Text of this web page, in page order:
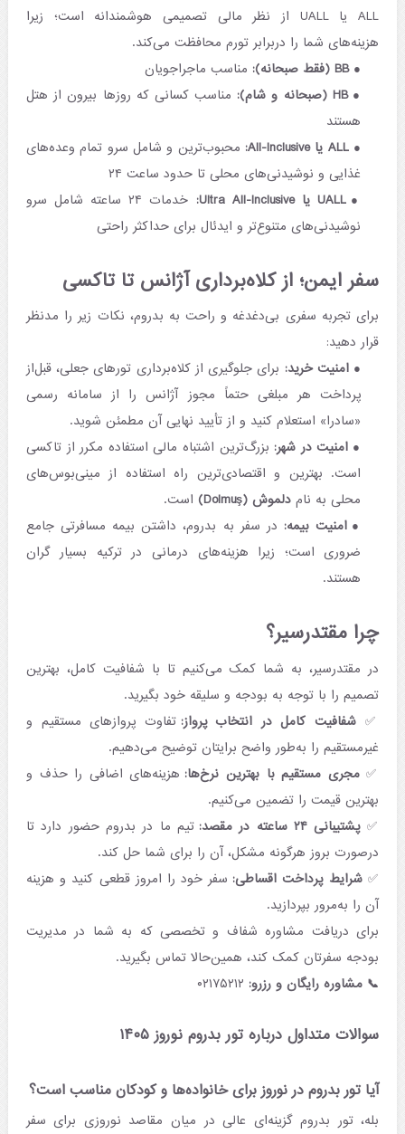
ALL یا UALL از نظر مالی تصمیمی هوشمندانه است؛ زیرا
هزینه‌های شما را دربرابر تورم محافظت می‌کند.
BB (فقط صبحانه):
مناسب ماجراجویان
HB (صبحانه و شام):
مناسب کسانی که روزها بیرون از هتل
هستند
ALL یا All-Inclusive:
محبوب‌ترین و شامل سرو تمام وعده‌های
غذایی و نوشیدنی‌های محلی تا حدود ساعت ۲۴
UALL یا Ultra All-Inclusive:
خدمات ۲۴ ساعته شامل سرو
نوشیدنی‌های متنوع‌تر و ایدئال برای حداکثر راحتی
سفر ایمن؛ از کلاه‌برداری آژانس تا تاکسی
برای تجربه سفری بی‌دغدغه و راحت به بدروم، نکات زیر را مدنظر
قرار دهید:
امنیت خرید: برای جلوگیری از کلاه‌برداری تورهای جعلی، قبل‌از
پرداخت هر مبلغی حتماً مجوز آژانس را از سامانه رسمی
«سادرا» استعلام کنید و از تأیید نهایی آن مطمئن شوید.
امنیت در شهر: بزرگ‌ترین اشتباه مالی استفاده مکرر از تاکسی
است. بهترین و اقتصادی‌ترین راه استفاده از مینی‌بوس‌های
محلی به نام دلموش (Dolmuş)
است.
امنیت بیمه: در سفر به بدروم، داشتن بیمه مسافرتی جامع
ضروری است؛ زیرا هزینه‌های درمانی در ترکیه بسیار گران
هستند.
چرا مقتدرسیر؟
در مقتدرسیر، به شما کمک می‌کنیم تا با شفافیت کامل، بهترین
تصمیم را با توجه به بودجه و سلیقه خود بگیرید.
✅شفافیت کامل در انتخاب پرواز: تفاوت پروازهای مستقیم و
غیرمستقیم را به‌طور واضح برایتان توضیح می‌دهیم.
✅مجری مستقیم با بهترین نرخ‌ها: هزینه‌های اضافی را حذف و
بهترین قیمت را تضمین می‌کنیم.
✅پشتیبانی ۲۴ ساعته در مقصد:
تیم ما در بدروم حضور دارد تا
درصورت بروز هرگونه مشکل، آن را برای شما حل کند.
✅شرایط پرداخت اقساطی: سفر خود را امروز قطعی کنید و هزینه
آن را به‌مرور بپردازید.
برای دریافت مشاوره شفاف و تخصصی که به شما در مدیریت
بودجه سفرتان کمک کند، همین‌حالا تماس بگیرید.
📞 مشاوره رایگان و رزرو: ۰۲۱۷۵۲۱۲
سوالات متداول درباره تور بدروم نوروز ۱۴۰۵
آیا تور بدروم در نوروز برای خانواده‌ها و کودکان مناسب است؟
بله، تور بدروم گزینه‌ای عالی در میان مقاصد نوروزی برای سفر